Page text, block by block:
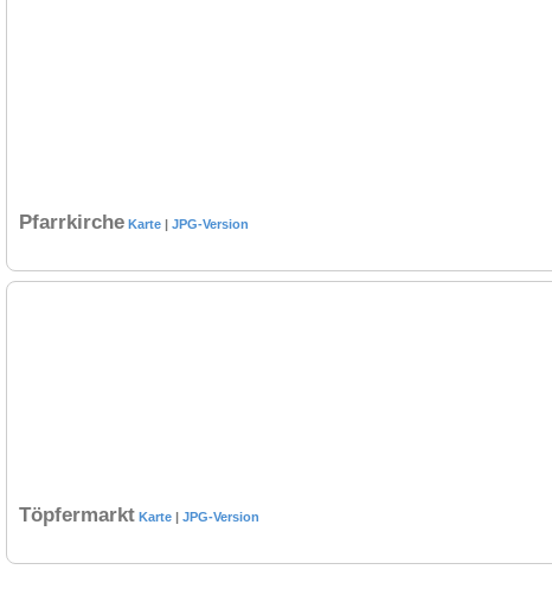
Pfarrkirche Karte | JPG-Version
Töpfermarkt Karte | JPG-Version